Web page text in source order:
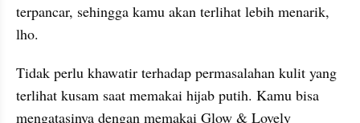
terpancar, sehingga kamu akan terlihat lebih menarik,
lho.
Tidak perlu khawatir terhadap permasalahan kulit yang
terlihat kusam saat memakai hijab putih. Kamu bisa
mengatasinya dengan memakai Glow & Lovely